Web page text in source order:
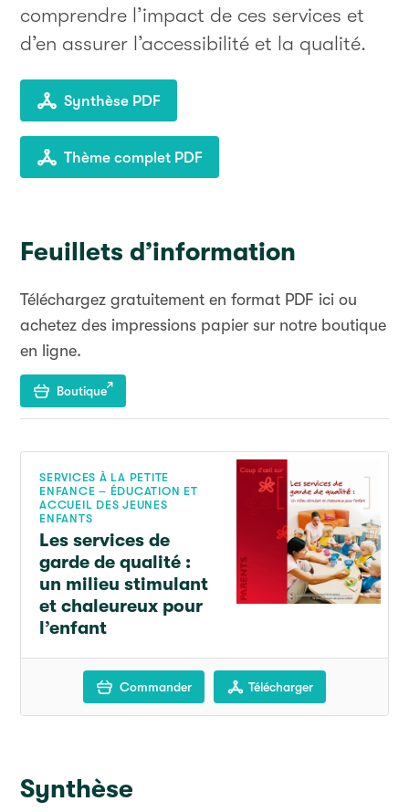
comprendre l’impact de ces services et
d’en assurer l’accessibilité et la qualité.
Synthèse PDF
Thème complet PDF
Feuillets d’information
Téléchargez gratuitement en format PDF ici ou
achetez des impressions papier sur notre boutique
en ligne.
Boutique
SERVICES À LA PETITE
ENFANCE – ÉDUCATION ET
ACCUEIL DES JEUNES
ENFANTS
Les services de
garde de qualité :
un milieu stimulant
et chaleureux pour
l’enfant
Commander Télécharger
Synthèse